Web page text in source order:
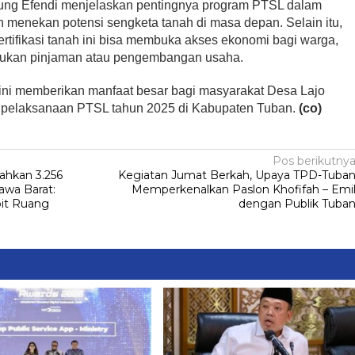
Efendi menjelaskan pentingnya program PTSL dalam
menekan potensi sengketa tanah di masa depan. Selain itu,
tanah ini bisa membuka akses ekonomi bagi warga,
pinjaman atau pengembangan usaha.
memberikan manfaat besar bagi masyarakat Desa Lajo
PTSL tahun 2025 di Kabupaten Tuban.(co)
3.256
Barat:
Ruang
Pos berikutnya
Kegiatan Jumat Berkah, Upaya TPD-Tuban
Memperkenalkan Paslon Khofifah – Emil
dengan Publik Tuban